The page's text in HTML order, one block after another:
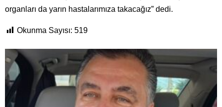
organları da yarın hastalarımıza takacağız” dedi.
Okunma Sayısı: 519